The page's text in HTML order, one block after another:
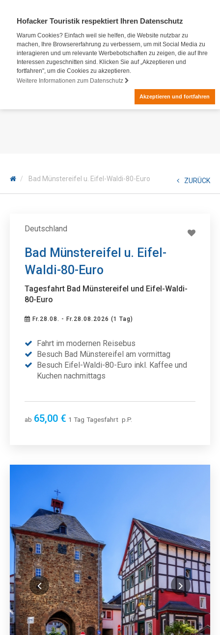
Hofacker Touristik respektiert Ihren Datenschutz
Warum Cookies? Einfach weil sie helfen, die Website nutzbar zu
machen, Ihre Browsererfahrung zu verbessern, um mit Social Media zu
interagieren und um relevante Werbebotschaften zu zeigen, die auf Ihre
Interessen zugeschnitten sind. Klicken Sie auf „Akzeptieren und
fortfahren", um die Cookies zu akzeptieren.
Weitere Informationen zum Datenschutz
Akzeptieren und fortfahren
Bad Münstereifel u. Eifel-Waldi-80-Euro ZURÜCK
Deutschland
Bad Münstereifel u. Eifel-
Waldi-80-Euro
Tagesfahrt Bad Münstereifel und Eifel-Waldi-
80-Euro
Fr.28.08. - Fr.28.08.2026 (1 Tag)
Fahrt im modernen Reisebus
Besuch Bad Münstereifel am vormittag
Besuch Eifel-Waldi-80-Euro inkl. Kaffee und
Kuchen nachmittags
ab 65,00 € 1 Tag Tagesfahrt p.P.